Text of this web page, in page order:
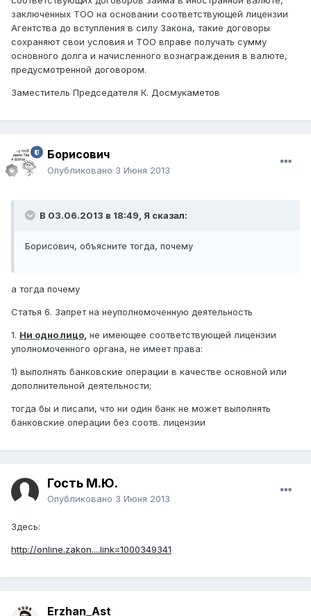
заключенных ТОО на основании соответствующей лицензии
Агентства до вступления в силу Закона, такие договоры
сохраняют свои условия и ТОО вправе получать сумму
основного долга и начисленного вознаграждения в валюте,
предусмотренной договором.
Заместитель Председателя К. Досмукаметов
Борисович
Опубликовано 3 Июня 2013
В 03.06.2013 в 18:49, Я сказал:
Борисович, объясните тогда, почему
а тогда почему
Статья 6. Запрет на неуполномоченную деятельность
1. Ни одно лицо, не имеющее соответствующей лицензии
уполномоченного органа, не имеет права:
1) выполнять банковские операции в качестве основной или
дополнительной деятельности;
тогда бы и писали, что ни один банк не может выполнять
банковские операции без соотв. лицензии
Гость М.Ю.
Опубликовано 3 Июня 2013
Здесь:
http://online.zakon....link=1000349341
Erzhan_Ast